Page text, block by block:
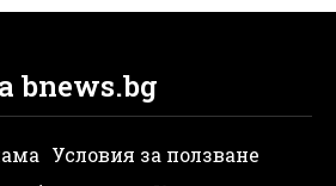
bnews.bg
Условия за ползване